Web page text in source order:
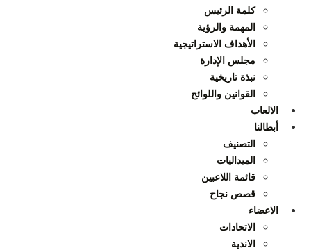
كلمة الرئيس
المهمة والرؤية
الأهداف الاستراتيجية
مجلس الإدارة
نبذة تاريخية
القوانين واللوائح
الالعاب
أبطالنا
التصنيف
الميداليات
قائمة اللاعبين
قصص نجاح
الاعضاء
الاتحادات
الاندية